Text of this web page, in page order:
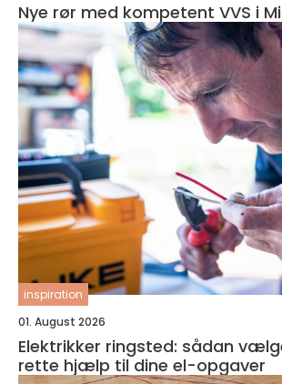
Nye rør med kompetent VVS i
inspiration
01. August 2026
Elektrikker ringsted: sådan
rette hjælp til dine el-opgaver